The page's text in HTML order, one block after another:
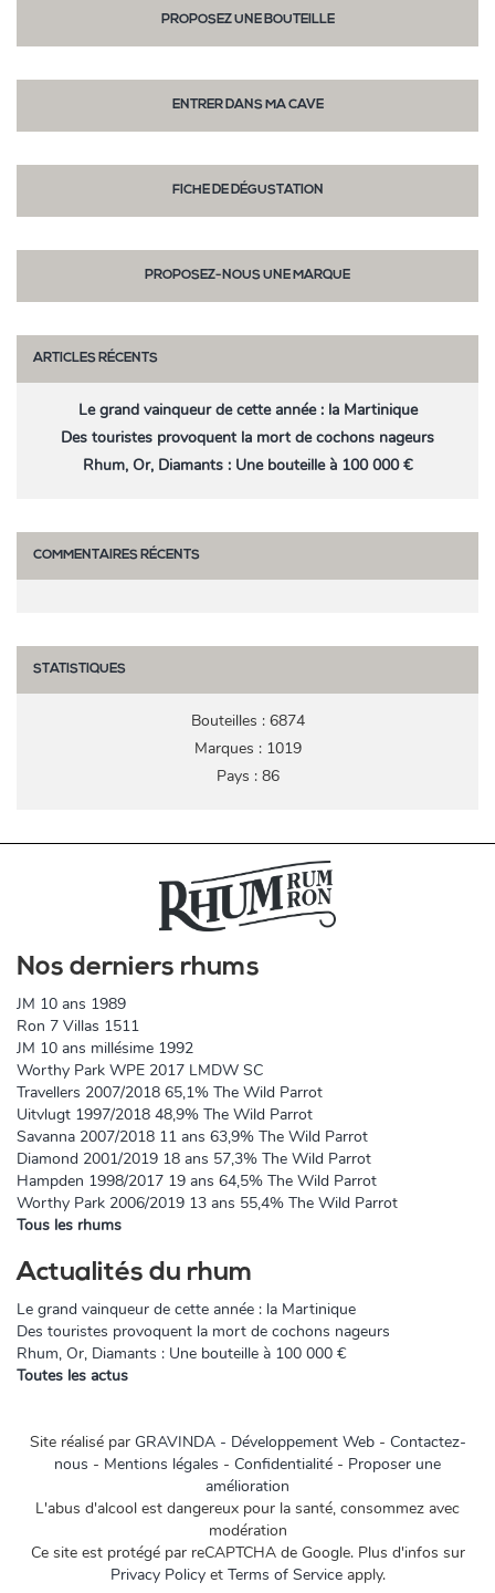
PROPOSEZ UNE BOUTEILLE
ENTRER DANS MA CAVE
FICHE DE DÉGUSTATION
PROPOSEZ-NOUS UNE MARQUE
ARTICLES RÉCENTS
Le grand vainqueur de cette année : la Martinique
Des touristes provoquent la mort de cochons nageurs
Rhum, Or, Diamants : Une bouteille à 100 000 €
COMMENTAIRES RÉCENTS
STATISTIQUES
Bouteilles : 6874
Marques : 1019
Pays : 86
Nos derniers rhums
JM 10 ans 1989
Ron 7 Villas 1511
JM 10 ans millésime 1992
Worthy Park WPE 2017 LMDW SC
Travellers 2007/2018 65,1% The Wild Parrot
Uitvlugt 1997/2018 48,9% The Wild Parrot
Savanna 2007/2018 11 ans 63,9% The Wild Parrot
Diamond 2001/2019 18 ans 57,3% The Wild Parrot
Hampden 1998/2017 19 ans 64,5% The Wild Parrot
Worthy Park 2006/2019 13 ans 55,4% The Wild Parrot
Tous les rhums
Actualités du rhum
Le grand vainqueur de cette année : la Martinique
Des touristes provoquent la mort de cochons nageurs
Rhum, Or, Diamants : Une bouteille à 100 000 €
Toutes les actus
Site réalisé par GRAVINDA - Développement Web- Contactez-
nous - Mentions légales - Confidentialité - Proposer une
amélioration
L'abus d'alcool est dangereux pour la santé, consommez avec
modération
Ce site est protégé par reCAPTCHA de Google. Plus d'infos sur
Privacy Policyet Terms of Serviceapply.